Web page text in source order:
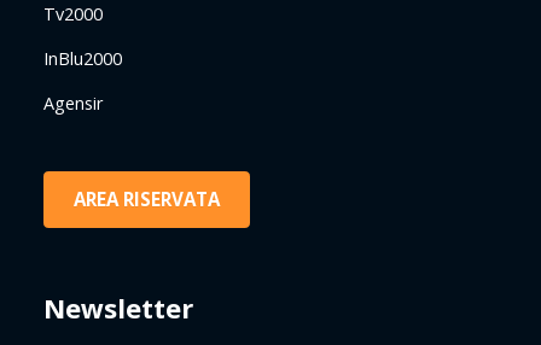
Tv2000
InBlu2000
Agensir
AREA RISERVATA
Newsletter